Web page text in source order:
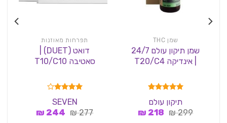
שמן THC
שמן תיקון עולם 24/7
| אינדיקה T20/C4
מתוך 5
תיקון עולם
299
₪ המחיר
218
₪המחיר
תפרחות מאוזנות
דואט (DUET) |
סאטיבה T10/C10
דורג 4.00
מתוך 5SEVEN
277
₪ המחיר
244
₪המחיר